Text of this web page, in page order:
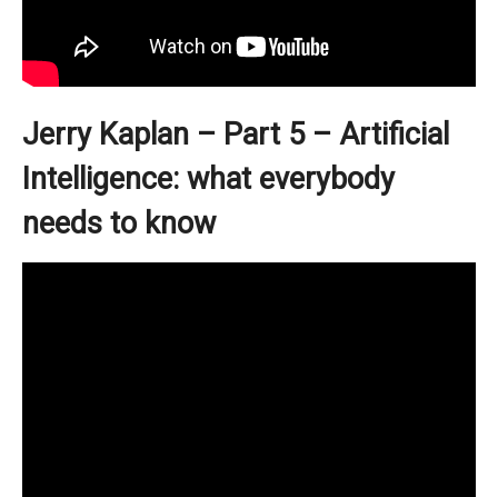
Jerry Kaplan – Part 5 – Artificial
Intelligence: what everybody
needs to know